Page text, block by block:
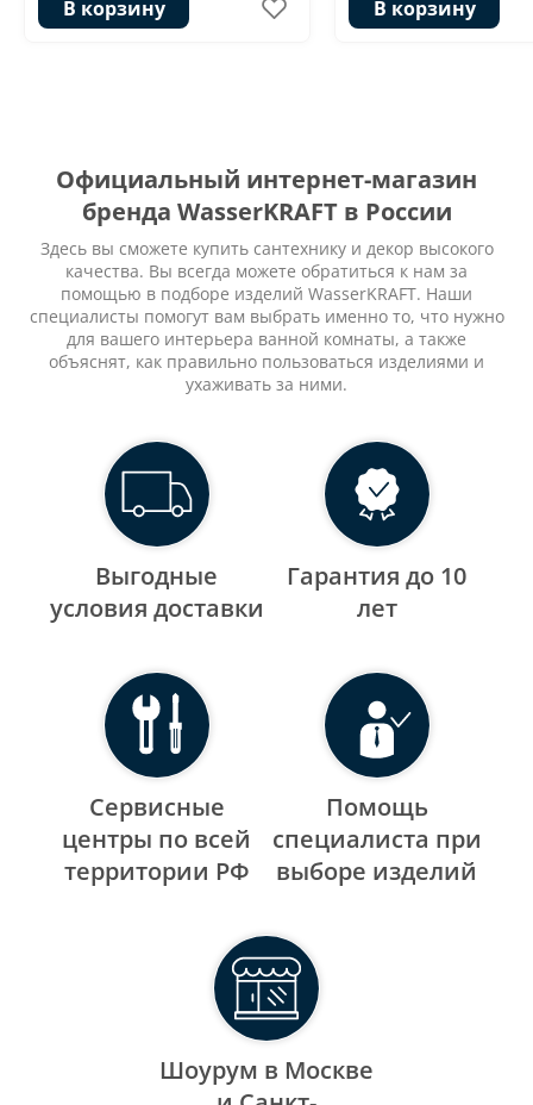
В корзину В корзину
Официальный интернет-магазин
бренда WasserKRAFT в России
Здесь вы сможете купить сантехнику и декор высокого
качества. Вы всегда можете обратиться к нам за
помощью в подборе изделий WasserKRAFT. Наши
специалисты помогут вам выбрать именно то, что нужно
для вашего интерьера ванной комнаты, а также
объяснят, как правильно пользоваться изделиями и
ухаживать за ними.
Выгодные
уcловия доставки
Гарантия до 10
лет
Сервисные
центры по всей
территории РФ
Помощь
специалиста при
выборе изделий
Шоурум в Москве